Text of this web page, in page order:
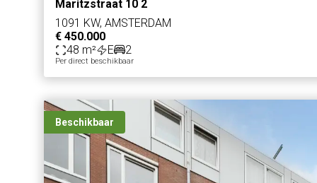
Maritzstraat 10 2
1091 KW, AMSTERDAM
€ 450.000
48 m²
E 2
Per direct beschikbaar
Beschikbaar